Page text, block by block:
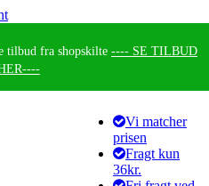
tilbud fra shopskilte ---- SE TILBUD
Vi matcher
prisen
Fragt kun
36kr.